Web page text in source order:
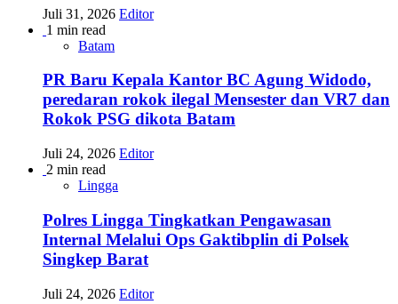
Juli 31, 2026 Editor
1 min read
Batam
PR Baru Kepala Kantor BC Agung Widodo,
peredaran rokok ilegal Mensester dan VR7 dan
Rokok PSG dikota Batam
Juli 24, 2026 Editor
2 min read
Lingga
Polres Lingga Tingkatkan Pengawasan
Internal Melalui Ops Gaktibplin di Polsek
Singkep Barat
Juli 24, 2026 Editor